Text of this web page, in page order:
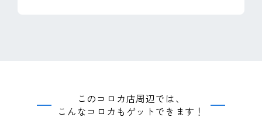
このコロカ店周辺では、
こんなコロカもゲットできます！